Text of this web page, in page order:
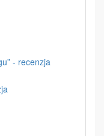
- recenzja